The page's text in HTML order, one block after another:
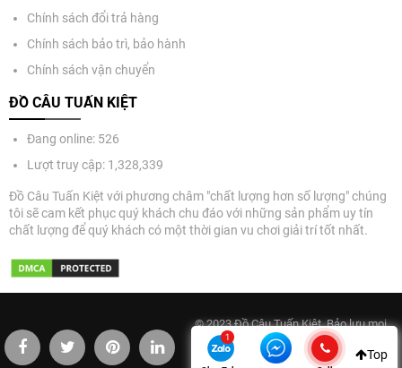
Chính sách đổi trả hàng
Chính sách bảo trì, bảo hành
Chính sách vận chuyển
ĐỒ CÂU TUẤN KIỆT
Đang online: 526
Lượt truy cập: 1,328,339
Đồ Câu Tuấn Kiệt với phương châm "chất lượng hơn số lượng" chúng
tôi sẽ cam kết phục quý khách chu đáo với những sản phẩm uy tín
chất lượng để quý khách có một thời gian vu chơi giải trí tốt nhất.
© 2023 Đồ Câu Tuấn Kiệt. Bảo lưu mọi
quyền. Điện thoại: 0977333443.
Email:info@docautuankiet.comTop